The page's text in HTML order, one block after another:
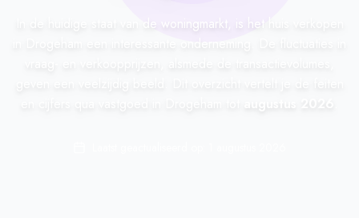
In de huidige staat van de woningmarkt, is het huis verkopen